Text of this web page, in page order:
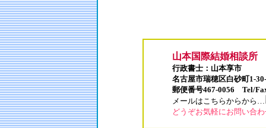
山本国際結婚相談所
行政書士：山本享市
名古屋市瑞穂区白砂町1-
郵便番号467-0056 Tel/
メールはこちらからから…
どうぞお気軽にお問い合